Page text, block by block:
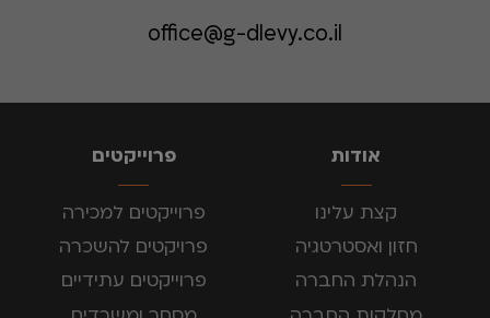
office@g-dlevy.co.il
אודות
קצת עלינו
חזון ואסטרטגיה
הנהלת החברה
פרוייקטים
פרוייקטים למכירה
פרויקטים להשכרה
פרוייקטים עתידיים